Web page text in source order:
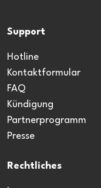
Support
Hotline
Kontaktformular
FAQ
Kündigung
Partnerprogramm
Presse
Rechtliches